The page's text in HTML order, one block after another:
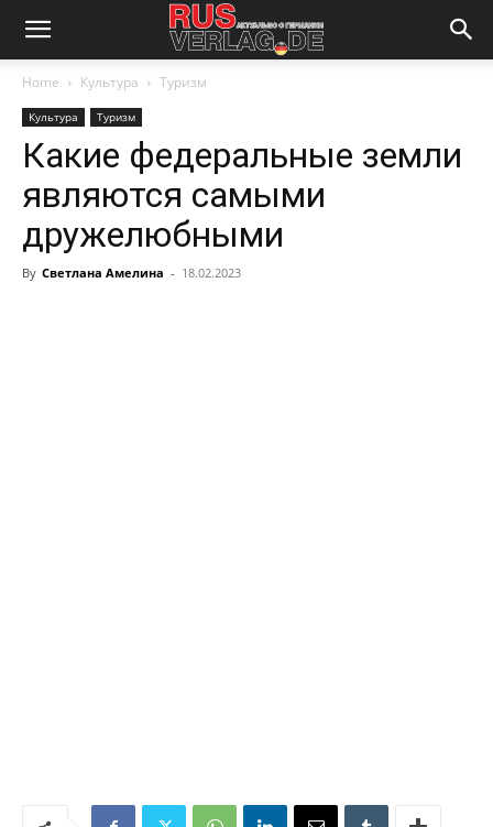
Home Культура Туризм
Культура Туризм
Какие федеральные земли
являются самыми
дружелюбными
By Светлана Амелина - 18.02.2023